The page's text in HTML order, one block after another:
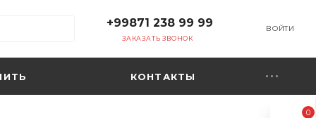
+99871 238 99 99
ЗАКАЗАТЬ ЗВОНОК
ВОЙТИ
КОНТАКТЫ
0